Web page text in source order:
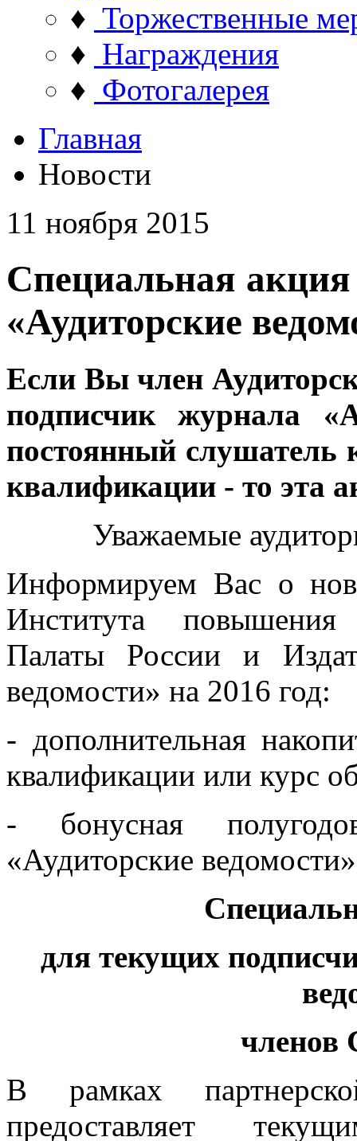
♦ Торжественные
♦ Награждения
♦ Фотогалерея
Главная
Новости
11 ноября 2015
Специальная
«Аудиторские
Если Вы член
подписчик журнала
постоянный слушатель
квалификации - то эта
Уважаемые
Информируем Вас о
Института повышения
Палаты России и
ведомости» на 2016 год:
- дополнительная
квалификации или курс
- бонусная
«Аудиторские
для текущих
В рамках
предоставляет